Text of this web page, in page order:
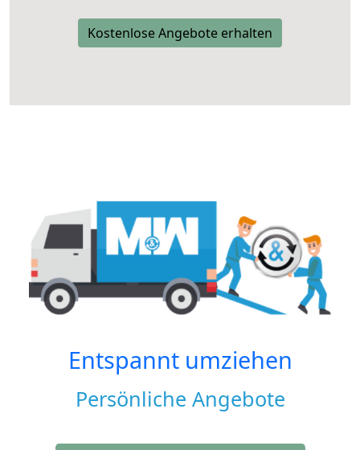
Kostenlose Angebote erhalten
Entspannt umziehen
Persönliche Angebote